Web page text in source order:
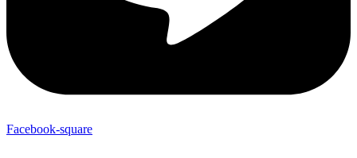
Facebook-square